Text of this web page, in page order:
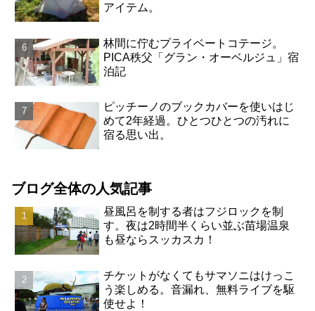
アイテム。
林間に佇むプライベートコテージ。
PICA秩父「グラン・オーベルジュ」宿
泊記
ピッチーノのブックカバーを使いはじ
めて2年経過。ひとつひとつの汚れに
宿る思い出。
ブログ全体の人気記事
昼風呂を制する者はフジロックを制
す。夜は2時間半くらい並ぶ苗場温泉
も昼ならスッカスカ！
チケットがなくてもサマソニはけっこ
う楽しめる。音漏れ、無料ライブを駆
使せよ！